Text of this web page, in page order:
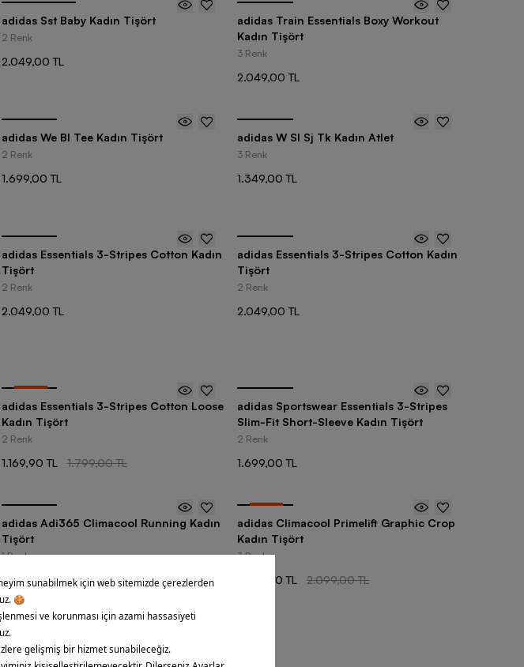
adidas Sst Baby Kadın Tişört
2 Renk
2.049,00 TL
adidas Train Essentials Boxy Workout
Kadın Tişört
3 Renk
2.049,00 TL
adidas We Bl Tee Kadın Tişört
2 Renk
1.699,00 TL
adidas W Sl Sj Tk Kadın Atlet
3 Renk
1.349,00 TL
adidas Essentials 3-Stripes Cotton Kadın
Tişört
2 Renk
2.049,00 TL
adidas Essentials 3-Stripes Cotton Kadın
Tişört
2 Renk
2.049,00 TL
adidas Essentials 3-Stripes Cotton Loose
Kadın Tişört
2 Renk
1.169,90 TL 1.799,00 TL
adidas Sportswear Essentials 3-Stripes
Slim-Fit Short-Sleeve Kadın Tişört
2 Renk
1.699,00 TL
adidas Adi365 Climacool Running Kadın
Tişört
1 Renk
3.749,00 TL
adidas Climacool Primelift Graphic Crop
Kadın Tişört
3 Renk
1.359,90 TL 2.099,00 TL
üründen ürün görüntüledin